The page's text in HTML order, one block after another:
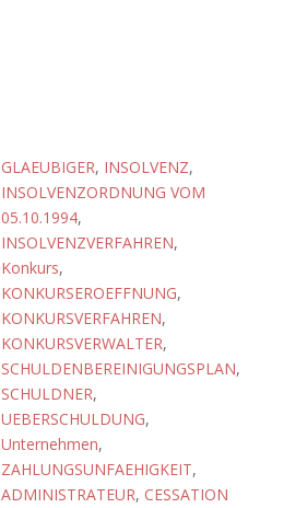
GLAEUBIGER, INSOLVENZ,
INSOLVENZORDNUNG VOM
05.10.1994,
INSOLVENZVERFAHREN,
Konkurs,
KONKURSEROEFFNUNG,
KONKURSVERFAHREN,
KONKURSVERWALTER,
SCHULDENBEREINIGUNGSPLAN,
SCHULDNER,
UEBERSCHULDUNG,
Unternehmen,
ZAHLUNGSUNFAEHIGKEIT,
ADMINISTRATEUR, CESSATION